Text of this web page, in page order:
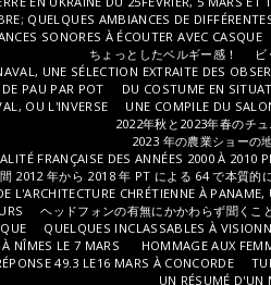
QUELQUES AMBIANCES DE
SONORES À ÉCOUTER AVEC CASQUE
ちょっとしたベルギー感！
UNE SÉLECTION EXTRAITE DES
PAU PAR POT
DU COSTUME EN
OU L'INVERSE
UNE COMPILE DU
2022年秋と2023年春のチ
2023 年の農業ショーの
FRANÇAISE DES ANNÉES 2000 À 2010
2012 年から 2018 年 PT による 64 で本質的
L'ARCHITECTURE CHRÉTIENNE À
ヘッドフォンの有無にかかわらず聞くこ
QUELQUES INCLASSABLES À
NÎMES LE 7 MARS
HOMMAGE AUX
49.3 LE16 MARS À CONCORDE
UN RÉSUMÉ D'UN